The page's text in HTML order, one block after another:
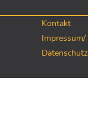
Kontakt
Impressum/
Datenschutz